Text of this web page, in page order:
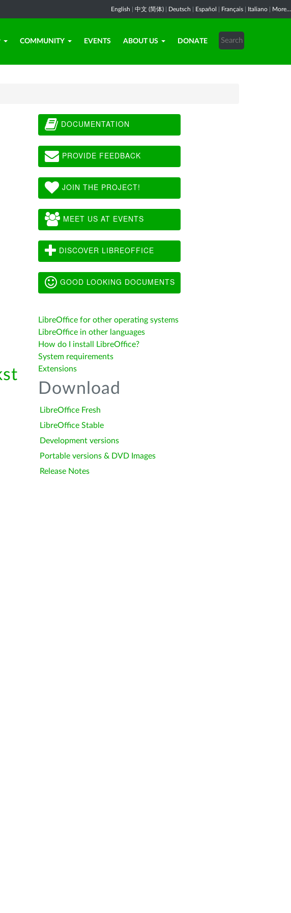
English 中文 (简体) Deutsch Español Français Italiano More...
COMMUNITY EVENTS ABOUT US DONATE
DOCUMENTATION
PROVIDE FEEDBACK
JOIN THE PROJECT!
MEET US AT EVENTS
DISCOVER LIBREOFFICE
GOOD LOOKING DOCUMENTS
LibreOffice for other operating systems
LibreOffice in other languages
How do I install LibreOffice?
System requirements
Extensions
Download
LibreOffice Fresh
LibreOffice Stable
Development versions
Portable versions & DVD Images
Release Notes